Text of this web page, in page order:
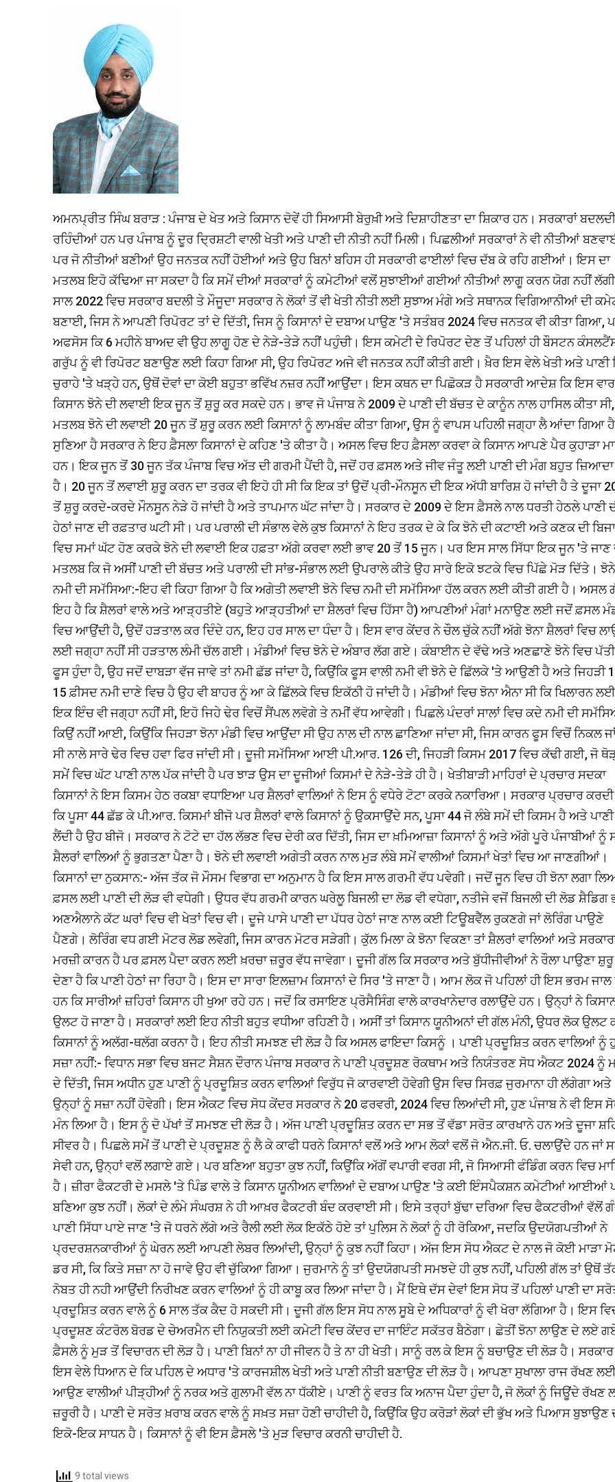
ਅਮਨਪ੍ਰੀਤ ਸਿੰਘ ਬਰਾੜ : ਪੰਜਾਬ ਦੇ ਖੇਤ ਅਤੇ ਕਿਸਾਨ ਦੋਵੇਂ ਹੀ ਸਿਆਸੀ ਬੇਰੁਖ਼ੀ ਅਤੇ ਦਿਸ਼ਾਹੀਣਤਾ ਦਾ ਸ਼ਿਕਾਰ ਹਨ। ਸਰਕਾਰਾਂ
ਰਹਿੰਦੀਆਂ ਹਨ ਪਰ ਪੰਜਾਬ ਨੂੰ ਦੂਰ ਦ੍ਰਿਸ਼ਟੀ ਵਾਲੀ ਖੇਤੀ ਅਤੇ ਪਾਣੀ ਦੀ ਨੀਤੀ ਨਹੀਂ ਮਿਲੀ। ਪਿਛਲੀਆਂ ਸਰਕਾਰਾਂ ਨੇ ਵੀ ਨੀਤੀਆਂ
ਪਰ ਜੋ ਨੀਤੀਆਂ ਬਣੀਆਂ ਉਹ ਜਨਤਕ ਨਹੀਂ ਹੋਈਆਂ ਅਤੇ ਉਹ ਬਿਨਾਂ ਬਹਿਸ ਹੀ ਸਰਕਾਰੀ ਫਾਈਲਾਂ ਵਿਚ ਦੱਬ ਕੇ ਰਹਿ ਗਈਆਂ। ਇਸ ਦਾ
ਮਤਲਬ ਇਹੋ ਕੱਢਿਆ ਜਾ ਸਕਦਾ ਹੈ ਕਿ ਸਮੇਂ ਦੀਆਂ ਸਰਕਾਰਾਂ ਨੂੰ ਕਮੇਟੀਆਂ ਵਲੋਂ ਸੁਝਾਈਆਂ ਗਈਆਂ ਨੀਤੀਆਂ ਲਾਗੂ ਕਰਨ ਯੋਗ ਨਹੀਂ
ਸਾਲ 2022 ਵਿਚ ਸਰਕਾਰ ਬਦਲੀ ਤੇ ਮੌਜੂਦਾ ਸਰਕਾਰ ਨੇ ਲੋਕਾਂ ਤੋਂ ਵੀ ਖੇਤੀ ਨੀਤੀ ਲਈ ਸੁਝਾਅ ਮੰਗੇ ਅਤੇ ਸਥਾਨਕ ਵਿਗਿਆਨੀਆਂ ਦੀ
ਬਣਾਈ, ਜਿਸ ਨੇ ਆਪਣੀ ਰਿਪੋਰਟ ਤਾਂ ਦੇ ਦਿੱਤੀ, ਜਿਸ ਨੂੰ ਕਿਸਾਨਾਂ ਦੇ ਦਬਾਅ ਪਾਉਣ 'ਤੇ ਸਤੰਬਰ 2024 ਵਿਚ ਜਨਤਕ ਵੀ ਕੀਤਾ ਗਿਆ,
ਅਫਸੋਸ ਕਿ 6 ਮਹੀਨੇ ਬਾਅਦ ਵੀ ਉਹ ਲਾਗੂ ਹੋਣ ਦੇ ਨੇੜੇ-ਤੇੜੇ ਨਹੀਂ ਪਹੁੰਚੀ। ਇਸ ਕਮੇਟੀ ਦੇ ਰਿਪੋਰਟ ਦੇਣ ਤੋਂ ਪਹਿਲਾਂ ਹੀ ਬੌਸਟਨ
ਗਰੁੱਪ ਨੂੰ ਵੀ ਰਿਪੋਰਟ ਬਣਾਉਣ ਲਈ ਕਿਹਾ ਗਿਆ ਸੀ, ਉਹ ਰਿਪੋਰਟ ਅਜੇ ਵੀ ਜਨਤਕ ਨਹੀਂ ਕੀਤੀ ਗਈ। ਖ਼ੈਰ ਇਸ ਵੇਲੇ ਖੇਤੀ ਅਤੇ ਪਾਣੀ
ਚੁਰਾਹੇ 'ਤੇ ਖੜ੍ਹੇ ਹਨ, ਉਥੋਂ ਦੋਵਾਂ ਦਾ ਕੋਈ ਬਹੁਤਾ ਭਵਿੱਖ ਨਜ਼ਰ ਨਹੀਂ ਆਉਂਦਾ। ਇਸ ਕਥਨ ਦਾ ਪਿਛੋਕੜ ਹੈ ਸਰਕਾਰੀ ਆਦੇਸ਼ ਕਿ ਇਸ ਵਾਰ
ਕਿਸਾਨ ਝੋਨੇ ਦੀ ਲਵਾਈ ਇਕ ਜੂਨ ਤੋਂ ਸ਼ੁਰੂ ਕਰ ਸਕਦੇ ਹਨ। ਭਾਵ ਜੋ ਪੰਜਾਬ ਨੇ 2009 ਦੇ ਪਾਣੀ ਦੀ ਬੱਚਤ ਦੇ ਕਾਨੂੰਨ ਨਾਲ ਹਾਸਿਲ ਕੀਤਾ ਸੀ,
ਮਤਲਬ ਝੋਨੇ ਦੀ ਲਵਾਈ 20 ਜੂਨ ਤੋਂ ਸ਼ੁਰੂ ਕਰਨ ਲਈ ਕਿਸਾਨਾਂ ਨੂੰ ਲਾਮਬੰਦ ਕੀਤਾ ਗਿਆ, ਉਸ ਨੂੰ ਵਾਪਸ ਪਹਿਲੀ ਜਗ੍ਹਾ ਲੈ ਆਂਦਾ ਗਿਆ
ਸੁਣਿਆ ਹੈ ਸਰਕਾਰ ਨੇ ਇਹ ਫ਼ੈਸਲਾ ਕਿਸਾਨਾਂ ਦੇ ਕਹਿਣ 'ਤੇ ਕੀਤਾ ਹੈ। ਅਸਲ ਵਿਚ ਇਹ ਫ਼ੈਸਲਾ ਕਰਵਾ ਕੇ ਕਿਸਾਨ ਆਪਣੇ ਪੈਰ ਕੁਹਾੜਾ
ਹਨ। ਇਕ ਜੂਨ ਤੋਂ 30 ਜੂਨ ਤੱਕ ਪੰਜਾਬ ਵਿਚ ਅੱਤ ਦੀ ਗਰਮੀ ਪੈਂਦੀ ਹੈ, ਜਦੋਂ ਹਰ ਫ਼ਸਲ ਅਤੇ ਜੀਵ ਜੰਤੂ ਲਈ ਪਾਣੀ ਦੀ ਮੰਗ ਬਹੁਤ ਜ਼ਿਆਦਾ
ਹੈ। 20 ਜੂਨ ਤੋਂ ਲਵਾਈ ਸ਼ੁਰੂ ਕਰਨ ਦਾ ਤਰਕ ਵੀ ਇਹੋ ਹੀ ਸੀ ਕਿ ਇਕ ਤਾਂ ਉਦੋਂ ਪ੍ਰੀ-ਮੌਨਸੂਨ ਦੀ ਇਕ ਅੱਧੀ ਬਾਰਿਸ਼ ਹੋ ਜਾਂਦੀ ਹੈ ਤੇ ਦੂਜਾ
ਤੋਂ ਸ਼ੁਰੂ ਕਰਦੇ-ਕਰਦੇ ਮੌਨਸੂਨ ਨੇੜੇ ਹੋ ਜਾਂਦੀ ਹੈ ਅਤੇ ਤਾਪਮਾਨ ਘੱਟ ਜਾਂਦਾ ਹੈ। ਸਰਕਾਰ ਦੇ 2009 ਦੇ ਇਸ ਫ਼ੈਸਲੇ ਨਾਲ ਧਰਤੀ ਹੇਠਲੇ ਪਾਣੀ
ਹੇਠਾਂ ਜਾਣ ਦੀ ਰਫ਼ਤਾਰ ਘਟੀ ਸੀ। ਪਰ ਪਰਾਲੀ ਦੀ ਸੰਭਾਲ ਵੇਲੇ ਕੁਝ ਕਿਸਾਨਾਂ ਨੇ ਇਹ ਤਰਕ ਦੇ ਕੇ ਕਿ ਝੋਨੇ ਦੀ ਕਟਾਈ ਅਤੇ ਕਣਕ ਦੀ
ਵਿਚ ਸਮਾਂ ਘੱਟ ਹੋਣ ਕਰਕੇ ਝੋਨੇ ਦੀ ਲਵਾਈ ਇਕ ਹਫ਼ਤਾ ਅੱਗੇ ਕਰਵਾ ਲਈ ਭਾਵ 20 ਤੋਂ 15 ਜੂਨ। ਪਰ ਇਸ ਸਾਲ ਸਿੱਧਾ ਇਕ ਜੂਨ 'ਤੇ ਜਾਣ
ਮਤਲਬ ਕਿ ਜੋ ਅਸੀਂ ਪਾਣੀ ਦੀ ਬੱਚਤ ਅਤੇ ਪਰਾਲੀ ਦੀ ਸਾਂਭ-ਸੰਭਾਲ ਲਈ ਉਪਰਾਲੇ ਕੀਤੇ ਉਹ ਸਾਰੇ ਇਕੋ ਝਟਕੇ ਵਿਚ ਪਿੱਛੇ ਮੋੜ ਦਿੱਤੇ।
ਨਮੀ ਦੀ ਸਮੱਸਿਆ:-ਇਹ ਵੀ ਕਿਹਾ ਗਿਆ ਹੈ ਕਿ ਅਗੇਤੀ ਲਵਾਈ ਝੋਨੇ ਵਿਚ ਨਮੀ ਦੀ ਸਮੱਸਿਆ ਹੱਲ ਕਰਨ ਲਈ ਕੀਤੀ ਗਈ ਹੈ। ਅਸਲ
ਇਹ ਹੈ ਕਿ ਸ਼ੈਲਰਾਂ ਵਾਲੇ ਅਤੇ ਆੜ੍ਹਤੀਏ (ਬਹੁਤੇ ਆੜ੍ਹਤੀਆਂ ਦਾ ਸ਼ੈਲਰਾਂ ਵਿਚ ਹਿੱਸਾ ਹੈ) ਆਪਣੀਆਂ ਮੰਗਾਂ ਮਨਾਉਣ ਲਈ ਜਦੋਂ ਫ਼ਸਲ
ਵਿਚ ਆਉਂਦੀ ਹੈ, ਉਦੋਂ ਹੜਤਾਲ ਕਰ ਦਿੰਦੇ ਹਨ, ਇਹ ਹਰ ਸਾਲ ਦਾ ਧੰਦਾ ਹੈ। ਇਸ ਵਾਰ ਕੇਂਦਰ ਨੇ ਚੌਲ ਚੁੱਕੇ ਨਹੀਂ ਅੱਗੇ ਝੋਨਾ ਸ਼ੈਲਰਾਂ ਵਿਚ
ਲਈ ਜਗ੍ਹਾ ਨਹੀਂ ਸੀ ਹੜਤਾਲ ਲੰਮੀ ਚੱਲ ਗਈ। ਮੰਡੀਆਂ ਵਿਚ ਝੋਨੇ ਦੇ ਅੰਬਾਰ ਲੱਗ ਗਏ। ਕੰਬਾਈਨ ਦੇ ਵੱਢੇ ਅਤੇ ਅਣਛਾਣੇ ਝੋਨੇ ਵਿਚ ਪੱਤੀ
ਫੂਸ ਹੁੰਦਾ ਹੈ, ਉਹ ਜਦੋਂ ਦਾਬੜਾ ਵੱਜ ਜਾਵੇ ਤਾਂ ਨਮੀ ਛੱਡ ਜਾਂਦਾ ਹੈ, ਕਿਉਂਕਿ ਫੂਸ ਵਾਲੀ ਨਮੀ ਵੀ ਝੋਨੇ ਦੇ ਛਿੱਲਕੇ 'ਤੇ ਆਉਣੀ ਹੈ ਅਤੇ ਜਿਹੜੀ
15 ਫ਼ੀਸਦ ਨਮੀ ਦਾਣੇ ਵਿਚ ਹੈ ਉਹ ਵੀ ਬਾਹਰ ਨੂੰ ਆ ਕੇ ਛਿੱਲਕੇ ਵਿਚ ਇਕੱਠੀ ਹੋ ਜਾਂਦੀ ਹੈ। ਮੰਡੀਆਂ ਵਿਚ ਝੋਨਾ ਐਨਾ ਸੀ ਕਿ ਖਿਲਾਰਨ
ਇਕ ਇੰਚ ਵੀ ਜਗ੍ਹਾ ਨਹੀਂ ਸੀ, ਇਹੋ ਜਿਹੇ ਢੇਰ ਵਿਚੋਂ ਸੈਂਪਲ ਲਵੋਗੇ ਤੇ ਨਮੀਂ ਵੱਧ ਆਵੇਗੀ। ਪਿਛਲੇ ਪੰਦਰਾਂ ਸਾਲਾਂ ਵਿਚ ਕਦੇ ਨਮੀ ਦੀ
ਕਿਉਂ ਨਹੀਂ ਆਈ, ਕਿਉਂਕਿ ਜਿਹੜਾ ਝੋਨਾ ਮੰਡੀ ਵਿਚ ਆਉਂਦਾ ਸੀ ਉਹ ਨਾਲ ਦੀ ਨਾਲ ਛਾਣਿਆ ਜਾਂਦਾ ਸੀ, ਜਿਸ ਕਾਰਨ ਫੂਸ ਵਿਚੋਂ ਨਿਕਲ
ਸੀ ਨਾਲੇ ਸਾਰੇ ਢੇਰ ਵਿਚ ਹਵਾ ਫਿਰ ਜਾਂਦੀ ਸੀ। ਦੂਜੀ ਸਮੱਸਿਆ ਆਈ ਪੀ.ਆਰ. 126 ਦੀ, ਜਿਹੜੀ ਕਿਸਮ 2017 ਵਿਚ ਕੱਢੀ ਗਈ, ਜੋ
ਸਮੇਂ ਵਿਚ ਘੱਟ ਪਾਣੀ ਨਾਲ ਪੱਕ ਜਾਂਦੀ ਹੈ ਪਰ ਝਾੜ ਉਸ ਦਾ ਦੂਜੀਆਂ ਕਿਸਮਾਂ ਦੇ ਨੇੜੇ-ਤੇੜੇ ਹੀ ਹੈ। ਖੇਤੀਬਾੜੀ ਮਾਹਿਰਾਂ ਦੇ ਪ੍ਰਚਾਰ ਸਦਕਾ
ਕਿਸਾਨਾਂ ਨੇ ਇਸ ਕਿਸਮ ਹੇਠ ਰਕਬਾ ਵਧਾਇਆ ਪਰ ਸ਼ੈਲਰਾਂ ਵਾਲਿਆਂ ਨੇ ਇਸ ਨੂੰ ਵਧੇਰੇ ਟੋਟਾ ਕਰਕੇ ਨਕਾਰਿਆ। ਸਰਕਾਰ ਪ੍ਰਚਾਰ ਕਰਦੀ
ਕਿ ਪੂਸਾ 44 ਛੱਡ ਕੇ ਪੀ.ਆਰ. ਕਿਸਮਾਂ ਬੀਜੋ ਪਰ ਸ਼ੈਲਰਾਂ ਵਾਲੇ ਕਿਸਾਨਾਂ ਨੂੰ ਉਕਸਾਉਂਦੇ ਸਨ, ਪੂਸਾ 44 ਜੋ ਲੰਬੇ ਸਮੇਂ ਦੀ ਕਿਸਮ ਹੈ ਅਤੇ
ਲੈਂਦੀ ਹੈ ਉਹ ਬੀਜੋ। ਸਰਕਾਰ ਨੇ ਟੋਟੇ ਦਾ ਹੱਲ ਲੱਭਣ ਵਿਚ ਦੇਰੀ ਕਰ ਦਿੱਤੀ, ਜਿਸ ਦਾ ਖ਼ਮਿਆਜ਼ਾ ਕਿਸਾਨਾਂ ਨੂੰ ਅਤੇ ਅੱਗੇ ਪੂਰੇ ਪੰਜਾਬੀਆਂ ਨੂੰ
ਸ਼ੈਲਰਾਂ ਵਾਲਿਆਂ ਨੂੰ ਭੁਗਤਣਾ ਪੈਣਾ ਹੈ। ਝੋਨੇ ਦੀ ਲਵਾਈ ਅਗੇਤੀ ਕਰਨ ਨਾਲ ਮੁੜ ਲੰਬੇ ਸਮੇਂ ਵਾਲੀਆਂ ਕਿਸਮਾਂ ਖੇਤਾਂ ਵਿਚ ਆ ਜਾਣਗੀਆਂ।
ਕਿਸਾਨਾਂ ਦਾ ਨੁਕਸਾਨ:- ਅੱਜ ਤੱਕ ਜੋ ਮੌਸਮ ਵਿਭਾਗ ਦਾ ਅਨੁਮਾਨ ਹੈ ਕਿ ਇਸ ਸਾਲ ਗਰਮੀ ਵੱਧ ਪਵੇਗੀ। ਜਦੋਂ ਜੂਨ ਵਿਚ ਹੀ ਝੋਨਾ ਲਗਾ
ਫ਼ਸਲ ਲਈ ਪਾਣੀ ਦੀ ਲੋੜ ਵੀ ਵਧੇਗੀ। ਉਧਰ ਵੱਧ ਗਰਮੀ ਕਾਰਨ ਘਰੇਲੂ ਬਿਜਲੀ ਦਾ ਲੋਡ ਵੀ ਵਧੇਗਾ, ਨਤੀਜੇ ਵਜੋਂ ਬਿਜਲੀ ਦੀ ਲੋਡ ਸ਼ੈਡਿਗ
ਅਣਐਲਾਨੇ ਕੱਟ ਘਰਾਂ ਵਿਚ ਵੀ ਖੇਤਾਂ ਵਿਚ ਵੀ। ਦੂਜੇ ਪਾਸੇ ਪਾਣੀ ਦਾ ਪੱਧਰ ਹੇਠਾਂ ਜਾਣ ਨਾਲ ਕਈ ਟਿਊਬਵੈੱਲ ਰੁਕਣਗੇ ਜਾਂ ਲੋਰਿੰਗ ਪਾਉਣੇ
ਪੈਣਗੇ। ਲੋਰਿੰਗ ਵਧ ਗਈ ਮੋਟਰ ਲੋਡ ਲਵੇਗੀ, ਜਿਸ ਕਾਰਨ ਮੋਟਰ ਸੜੇਗੀ। ਕੁੱਲ ਮਿਲਾ ਕੇ ਝੋਨਾ ਵਿਕਣਾ ਤਾਂ ਸ਼ੈਲਰਾਂ ਵਾਲਿਆਂ ਅਤੇ
ਮਰਜ਼ੀ ਕਾਰਨ ਹੈ ਪਰ ਫ਼ਸਲ ਪੈਦਾ ਕਰਨ ਲਈ ਖ਼ਰਚਾ ਜ਼ਰੂਰ ਵੱਧ ਜਾਵੇਗਾ। ਦੂਜੀ ਗੱਲ ਕਿ ਸਰਕਾਰ ਅਤੇ ਬੁੱਧੀਜੀਵੀਆਂ ਨੇ ਰੌਲਾ ਪਾਉਣਾ
ਦੇਣਾ ਹੈ ਕਿ ਪਾਣੀ ਹੇਠਾਂ ਜਾ ਰਿਹਾ ਹੈ। ਇਸ ਦਾ ਸਾਰਾ ਇਲਜ਼ਾਮ ਕਿਸਾਨਾਂ ਦੇ ਸਿਰ 'ਤੇ ਜਾਣਾ ਹੈ। ਆਮ ਲੋਕ ਜੋ ਪਹਿਲਾਂ ਹੀ ਇਸ ਭਰਮ ਜਾਲ
ਹਨ ਕਿ ਸਾਰੀਆਂ ਜ਼ਹਿਰਾਂ ਕਿਸਾਨ ਹੀ ਖੁਆ ਰਹੇ ਹਨ। ਜਦੋਂ ਕਿ ਰਸਾਇਣ ਪ੍ਰੋਸੈਸਿੰਗ ਵਾਲੇ ਕਾਰਖਾਨੇਦਾਰ ਰਲਾਉਂਦੇ ਹਨ। ਉਨ੍ਹਾਂ ਨੇ
ਉਲਟ ਹੋ ਜਾਣਾ ਹੈ। ਸਰਕਾਰਾਂ ਲਈ ਇਹ ਨੀਤੀ ਬਹੁਤ ਵਧੀਆ ਰਹਿਣੀ ਹੈ। ਅਸੀਂ ਤਾਂ ਕਿਸਾਨ ਯੂਨੀਅਨਾਂ ਦੀ ਗੱਲ ਮੰਨੀ, ਉਧਰ ਲੋਕ ਉਲਟ
ਕਿਸਾਨਾਂ ਨੂੰ ਅਲੱਗ-ਥਲੱਗ ਕਰਨਾ ਹੈ। ਇਹ ਨੀਤੀ ਸਮਝਣ ਦੀ ਲੋੜ ਹੈ ਕਿ ਅਸਲ ਫਾਇਦਾ ਕਿਸਨੂੰ । ਪਾਣੀ ਪ੍ਰਦੂਸ਼ਿਤ ਕਰਨ ਵਾਲਿਆਂ ਨੂੰ
ਸਜ਼ਾ ਨਹੀਂ:- ਵਿਧਾਨ ਸਭਾ ਵਿਚ ਬਜਟ ਸੈਸ਼ਨ ਦੌਰਾਨ ਪੰਜਾਬ ਸਰਕਾਰ ਨੇ ਪਾਣੀ ਪ੍ਰਦੂਸ਼ਣ ਰੋਕਥਾਮ ਅਤੇ ਨਿਯੰਤਰਣ ਸੋਧ ਐਕਟ 2024 ਨੂੰ
ਦੇ ਦਿੱਤੀ, ਜਿਸ ਅਧੀਨ ਹੁਣ ਪਾਣੀ ਨੂੰ ਪ੍ਰਦੂਸ਼ਿਤ ਕਰਨ ਵਾਲਿਆਂ ਵਿਰੁੱਧ ਜੋ ਕਾਰਵਾਈ ਹੋਵੇਗੀ ਉਸ ਵਿਚ ਸਿਰਫ਼ ਜੁਰਮਾਨਾ ਹੀ ਲੱਗੇਗਾ ਅਤੇ
ਉਨ੍ਹਾਂ ਨੂੰ ਸਜ਼ਾ ਨਹੀਂ ਹੋਵੇਗੀ। ਇਸ ਐਕਟ ਵਿਚ ਸੋਧ ਕੇਂਦਰ ਸਰਕਾਰ ਨੇ 20 ਫਰਵਰੀ, 2024 ਵਿਚ ਲਿਆਂਦੀ ਸੀ, ਹੁਣ ਪੰਜਾਬ ਨੇ ਵੀ ਇਸ
ਮੰਨ ਲਿਆ ਹੈ। ਇਸ ਨੂੰ ਦੋ ਪੱਖਾਂ ਤੋਂ ਸਮਝਣ ਦੀ ਲੋੜ ਹੈ। ਅੱਜ ਪਾਣੀ ਪ੍ਰਦੂਸ਼ਿਤ ਕਰਨ ਦਾ ਸਭ ਤੋਂ ਵੱਡਾ ਸਰੋਤ ਕਾਰਖਾਨੇ ਹਨ ਅਤੇ ਦੂਜਾ
ਸੀਵਰ ਹੈ। ਪਿਛਲੇ ਸਮੇਂ ਤੋਂ ਪਾਣੀ ਦੇ ਪ੍ਰਦੂਸ਼ਣ ਨੂੰ ਲੈ ਕੇ ਕਾਫੀ ਧਰਨੇ ਕਿਸਾਨਾਂ ਵਲੋਂ ਅਤੇ ਆਮ ਲੋਕਾਂ ਵਲੋਂ ਜੋ ਐਨ.ਜੀ. ਓ. ਚਲਾਉਂਦੇ ਹਨ ਜਾਂ
ਸੇਵੀ ਹਨ, ਉਨ੍ਹਾਂ ਵਲੋਂ ਲਗਾਏ ਗਏ। ਪਰ ਬਣਿਆ ਬਹੁਤਾ ਕੁਝ ਨਹੀਂ, ਕਿਉਂਕਿ ਅੱਗੋਂ ਵਪਾਰੀ ਵਰਗ ਸੀ, ਜੋ ਸਿਆਸੀ ਫੰਡਿੰਗ ਕਰਨ ਵਿਚ
ਹੈ। ਜ਼ੀਰਾ ਫੈਕਟਰੀ ਦੇ ਮਸਲੇ 'ਤੇ ਪਿੰਡ ਵਾਲੇ ਤੇ ਕਿਸਾਨ ਯੂਨੀਅਨ ਵਾਲਿਆਂ ਦੇ ਦਬਾਅ ਪਾਉਣ 'ਤੇ ਕਈ ਇੰਸਪੈਕਸ਼ਨ ਕਮੇਟੀਆਂ ਆਈਆਂ
ਬਣਿਆ ਕੁਝ ਨਹੀਂ। ਲੋਕਾਂ ਦੇ ਲੰਮੇ ਸੰਘਰਸ਼ ਨੇ ਹੀ ਆਖ਼ਰ ਫੈਕਟਰੀ ਬੰਦ ਕਰਵਾਈ ਸੀ। ਇਸੇ ਤਰ੍ਹਾਂ ਬੁੱਢਾ ਦਰਿਆ ਵਿਚ ਫੈਕਟਰੀਆਂ ਵੱਲੋਂ
ਪਾਣੀ ਸਿੱਧਾ ਪਾਏ ਜਾਣ 'ਤੇ ਜੋ ਧਰਨੇ ਲੱਗੇ ਅਤੇ ਰੈਲੀ ਲਈ ਲੋਕ ਇਕੱਠੇ ਹੋਏ ਤਾਂ ਪੁਲਿਸ ਨੇ ਲੋਕਾਂ ਨੂੰ ਹੀ ਰੋਕਿਆ, ਜਦਕਿ ਉਦਯੋਗਪਤੀਆਂ ਨੇ
ਪ੍ਰਦਰਸ਼ਨਕਾਰੀਆਂ ਨੂੰ ਘੇਰਨ ਲਈ ਆਪਣੀ ਲੇਬਰ ਲਿਆਂਦੀ, ਉਨ੍ਹਾਂ ਨੂੰ ਕੁਝ ਨਹੀਂ ਕਿਹਾ। ਅੱਜ ਇਸ ਸੋਧ ਐਕਟ ਦੇ ਨਾਲ ਜੋ ਕੋਈ ਮਾੜਾ
ਡਰ ਸੀ, ਕਿ ਕਿਤੇ ਸਜ਼ਾ ਨਾ ਹੋ ਜਾਵੇ ਉਹ ਵੀ ਚੁੱਕਿਆ ਗਿਆ। ਜੁਰਮਾਨੇ ਨੂੰ ਤਾਂ ਉਦਯੋਗਪਤੀ ਸਮਝਦੇ ਹੀ ਕੁਝ ਨਹੀਂ, ਪਹਿਲੀ ਗੱਲ ਤਾਂ ਉਥੋਂ
ਨੋਬਤ ਹੀ ਨਹੀ ਆਉਂਦੀ ਨਿਰੀਖਣ ਕਰਨ ਵਾਲਿਆਂ ਨੂੰ ਹੀ ਕਾਬੂ ਕਰ ਲਿਆ ਜਾਂਦਾ ਹੈ। ਮੈਂ ਇਥੇ ਦੱਸ ਦੇਵਾਂ ਇਸ ਸੋਧ ਤੋਂ ਪਹਿਲਾਂ ਪਾਣੀ ਦਾ
ਪ੍ਰਦੂਸ਼ਿਤ ਕਰਨ ਵਾਲੇ ਨੂੰ 6 ਸਾਲ ਤੱਕ ਕੈਦ ਹੋ ਸਕਦੀ ਸੀ। ਦੂਜੀ ਗੱਲ ਇਸ ਸੋਧ ਨਾਲ ਸੂਬੇ ਦੇ ਅਧਿਕਾਰਾਂ ਨੂੰ ਵੀ ਖੋਰਾ ਲੱਗਿਆ ਹੈ। ਇਸ
ਪ੍ਰਦੂਸ਼ਣ ਕੰਟਰੋਲ ਬੋਰਡ ਦੇ ਚੇਅਰਮੈਨ ਦੀ ਨਿਯੁਕਤੀ ਲਈ ਕਮੇਟੀ ਵਿਚ ਕੇਂਦਰ ਦਾ ਜਾਇੰਟ ਸਕੱਤਰ ਬੈਠੇਗਾ। ਛੇਤੀਂ ਝੋਨਾ ਲਾਉਣ ਦੇ ਲਏ
ਫ਼ੈਸਲੇ ਨੂੰ ਮੁੜ ਤੋਂ ਵਿਚਾਰਨ ਦੀ ਲੋੜ ਹੈ। ਪਾਣੀ ਬਿਨਾਂ ਨਾ ਹੀ ਜੀਵਨ ਹੈ ਤੇ ਨਾ ਹੀ ਖੇਤੀ। ਸਾਨੂੰ ਰਲ ਕੇ ਇਸ ਨੂੰ ਬਚਾਉਣ ਦੀ ਲੋੜ ਹੈ।
ਇਸ ਵੇਲੇ ਧਿਆਨ ਦੇ ਕਿ ਪਹਿਲ ਦੇ ਅਧਾਰ 'ਤੇ ਕਾਰਜਸ਼ੀਲ ਖੇਤੀ ਅਤੇ ਪਾਣੀ ਨੀਤੀ ਬਣਾਉਣ ਦੀ ਲੋੜ ਹੈ। ਆਪਣਾ ਸੁਖਾਲਾ ਰਾਜ ਰੱਖਣ
ਆਉਣ ਵਾਲੀਆਂ ਪੀੜ੍ਹੀਆਂ ਨੂੰ ਨਰਕ ਅਤੇ ਗੁਲਾਮੀ ਵੱਲ ਨਾ ਧੱਕੀਏ। ਪਾਣੀ ਨੂੰ ਵਰਤ ਕਿ ਅਨਾਜ ਪੈਦਾ ਹੁੰਦਾ ਹੈ, ਜੋ ਲੋਕਾਂ ਨੂੰ ਜਿਊਂਦੇ ਰੱਖਣ
ਜ਼ਰੂਰੀ ਹੈ। ਪਾਣੀ ਦੇ ਸਰੋਤ ਖ਼ਰਾਬ ਕਰਨ ਵਾਲੇ ਨੂੰ ਸਖ਼ਤ ਸਜ਼ਾ ਹੋਣੀ ਚਾਹੀਦੀ ਹੈ, ਕਿਉਂਕਿ ਉਹ ਕਰੋੜਾਂ ਲੋਕਾਂ ਦੀ ਭੁੱਖ ਅਤੇ ਪਿਆਸ ਬੁਝਾਉਣ
ਇਕੋ-ਇਕ ਸਾਧਨ ਹੈ। ਕਿਸਾਨਾਂ ਨੂੰ ਵੀ ਇਸ ਫ਼ੈਸਲੇ 'ਤੇ ਮੁੜ ਵਿਚਾਰ ਕਰਨੀ ਚਾਹੀਦੀ ਹੈ.
9 total views